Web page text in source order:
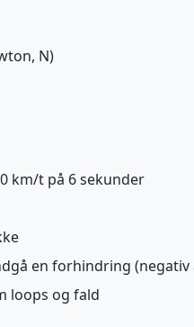
N)
km/t på 6 sekunder
en forhindring (negativ
loops og fald